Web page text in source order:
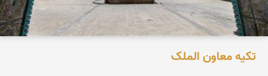
تکیه معاون الملک